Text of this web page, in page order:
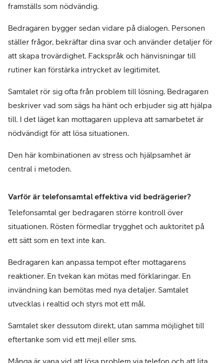
framställs som nödvändig.
Bedragaren bygger sedan vidare på dialogen. Personen
ställer frågor, bekräftar dina svar och använder detaljer för
att skapa trovärdighet. Fackspråk och hänvisningar till
rutiner kan förstärka intrycket av legitimitet.
Samtalet rör sig ofta från problem till lösning. Bedragaren
beskriver vad som sägs ha hänt och erbjuder sig att hjälpa
till. I det läget kan mottagaren uppleva att samarbetet är
nödvändigt för att lösa situationen.
Den här kombinationen av stress och hjälpsamhet är
central i metoden.
Varför är telefonsamtal effektiva vid bedrägerier?
Telefonsamtal ger bedragaren större kontroll över
situationen. Rösten förmedlar trygghet och auktoritet på
ett sätt som en text inte kan.
Bedragaren kan anpassa tempot efter mottagarens
reaktioner. En tvekan kan mötas med förklaringar. En
invändning kan bemötas med nya detaljer. Samtalet
utvecklas i realtid och styrs mot ett mål.
Samtalet sker dessutom direkt, utan samma möjlighet till
eftertanke som vid ett mejl eller sms.
Många är vana vid att lösa problem via telefon och att lita